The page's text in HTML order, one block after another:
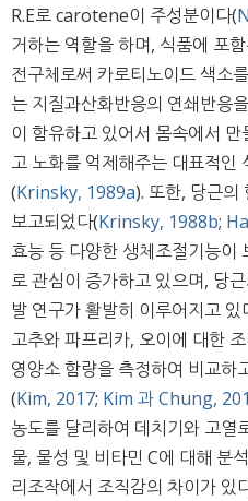
R.E로 carotene이 주성분이다(
거하는 역할을 하며, 식품에 포
전구체로써 카로티노이드 색소
는 지질과산화반응의 연쇄반응
이 함유하고 있어서 몸속에서
고 노화를 억제해주는 대표적인
(Krinsky, 1989a). 또한, 당근의
보고되었다(Krinsky, 1988b;
효능 등 다양한 생체조절기능이
로 관심이 증가하고 있으며, 당
발 연구가 활발히 이루어지고 있
고추와 파프리카, 오이에 대한
영양소 함량을 측정하여 비교하
(Kim, 2017; Kim 과 Chung,
농도를 달리하여 데치기와 고열
물, 물성 및 비타민 C에 대해 분
리조작에서 조직감의 차이가 있